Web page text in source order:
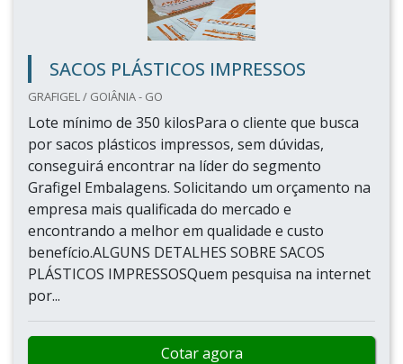
SACOS PLÁSTICOS IMPRESSOS
GRAFIGEL / GOIÂNIA - GO
Lote mínimo de 350 kilosPara o cliente que busca
por sacos plásticos impressos, sem dúvidas,
conseguirá encontrar na líder do segmento
Grafigel Embalagens. Solicitando um orçamento na
empresa mais qualificada do mercado e
encontrando a melhor em qualidade e custo
benefício.ALGUNS DETALHES SOBRE SACOS
PLÁSTICOS IMPRESSOSQuem pesquisa na internet
por...
Cotar agora